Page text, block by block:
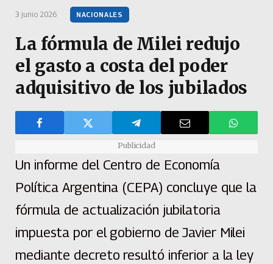
3 junio 2026 NACIONALES
La fórmula de Milei redujo
el gasto a costa del poder
adquisitivo de los jubilados
Publicidad
Un informe del Centro de Economía
Política Argentina (CEPA) concluye que la
fórmula de actualización jubilatoria
impuesta por el gobierno de Javier Milei
mediante decreto resultó inferior a la ley